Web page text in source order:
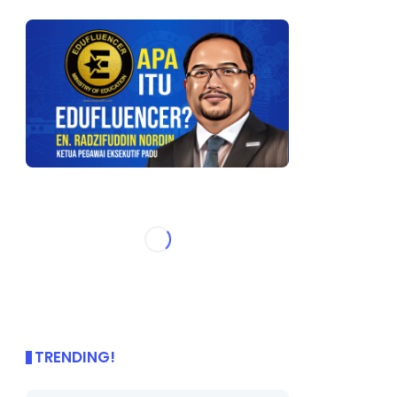
TRENDING!